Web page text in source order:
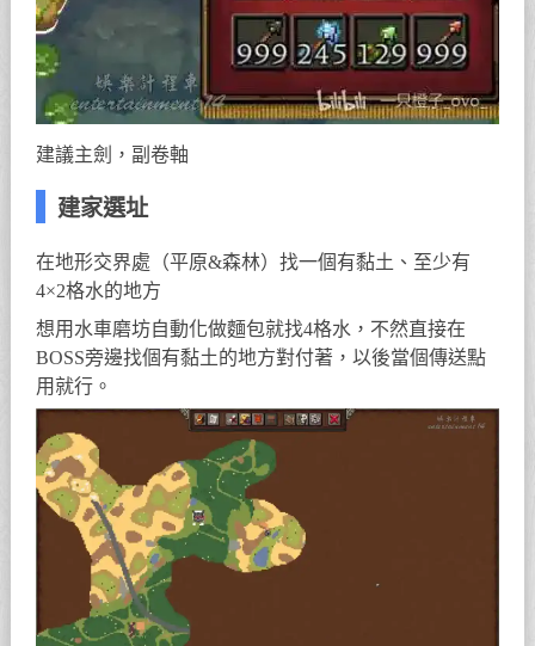
建議主劍，副卷軸
建家選址
在地形交界處（平原&森林）找一個有黏土、至少有
4×2格水的地方
想用水車磨坊自動化做麵包就找4格水，不然直接在
BOSS旁邊找個有黏土的地方對付著，以後當個傳送點
用就行。